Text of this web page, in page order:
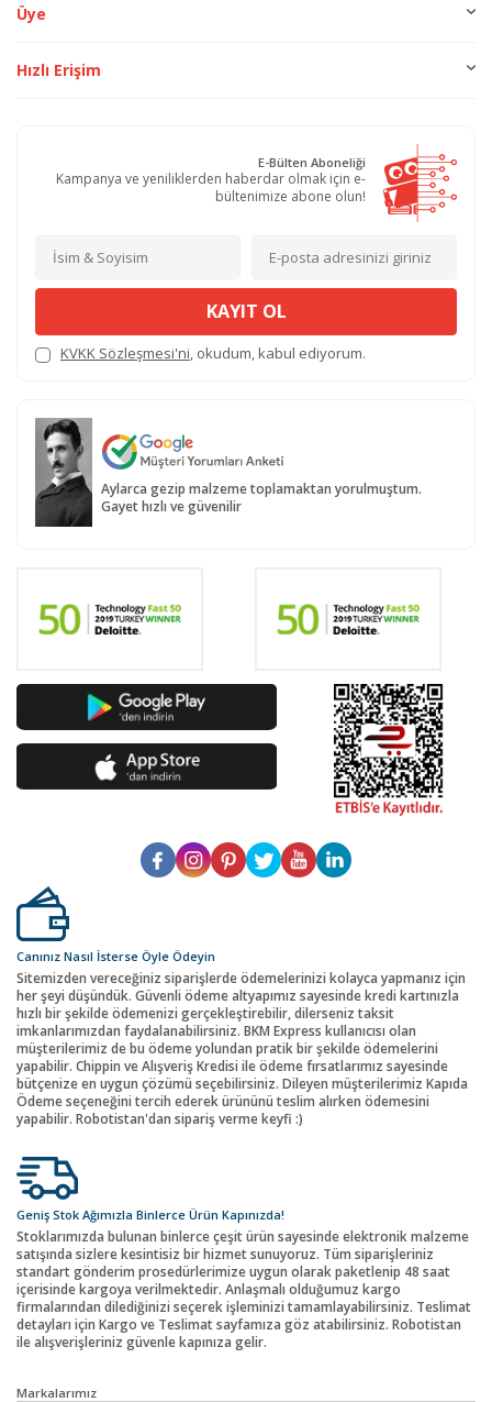
Üye
Hızlı Erişim
E-Bülten Aboneliği
Kampanya ve yeniliklerden haberdar olmak için e-
bültenimize abone olun!
KAYIT OL
KVKK Sözleşmesi'ni, okudum, kabul ediyorum.
Aylarca gezip malzeme toplamaktan yorulmuştum.
Gayet hızlı ve güvenilir
Canınız Nasıl İsterse Öyle Ödeyin
Sitemizden vereceğiniz siparişlerde ödemelerinizi kolayca yapmanız için
her şeyi düşündük. Güvenli ödeme altyapımız sayesinde kredi kartınızla
hızlı bir şekilde ödemenizi gerçekleştirebilir, dilerseniz taksit
imkanlarımızdan faydalanabilirsiniz. BKM Express kullanıcısı olan
müşterilerimiz de bu ödeme yolundan pratik bir şekilde ödemelerini
yapabilir. Chippin ve Alışveriş Kredisi ile ödeme fırsatlarımız sayesinde
bütçenize en uygun çözümü seçebilirsiniz. Dileyen müşterilerimiz Kapıda
Ödeme seçeneğini tercih ederek ürününü teslim alırken ödemesini
yapabilir. Robotistan'dan sipariş verme keyfi :)
Geniş Stok Ağımızla Binlerce Ürün Kapınızda!
Stoklarımızda bulunan binlerce çeşit ürün sayesinde elektronik malzeme
satışında sizlere kesintisiz bir hizmet sunuyoruz. Tüm siparişleriniz
standart gönderim prosedürlerimize uygun olarak paketlenip 48 saat
içerisinde kargoya verilmektedir. Anlaşmalı olduğumuz kargo
firmalarından dilediğinizi seçerek işleminizi tamamlayabilirsiniz. Teslimat
detayları için Kargo ve Teslimat sayfamıza göz atabilirsiniz. Robotistan
ile alışverişleriniz güvenle kapınıza gelir.
Markalarımız